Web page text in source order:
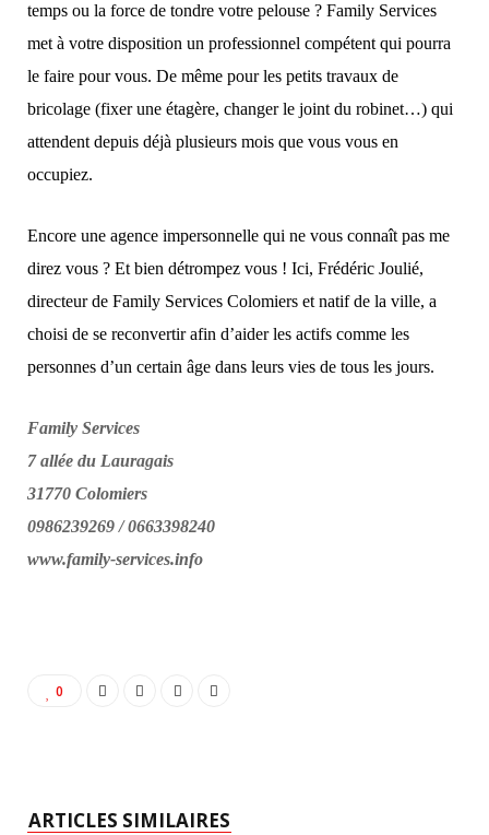
temps ou la force de tondre votre pelouse ? Family Services
met à votre disposition un professionnel compétent qui pourra
le faire pour vous. De même pour les petits travaux de
bricolage (fixer une étagère, changer le joint du robinet…) qui
attendent depuis déjà plusieurs mois que vous vous en
occupiez.
Encore une agence impersonnelle qui ne vous connaît pas me
direz vous ? Et bien détrompez vous ! Ici, Frédéric Joulié,
directeur de Family Services Colomiers et natif de la ville, a
choisi de se reconvertir afin d’aider les actifs comme les
personnes d’un certain âge dans leurs vies de tous les jours.
Family Services
7 allée du Lauragais
31770 Colomiers
0986239269 / 0663398240
www.family-services.info
0
ARTICLES SIMILAIRES